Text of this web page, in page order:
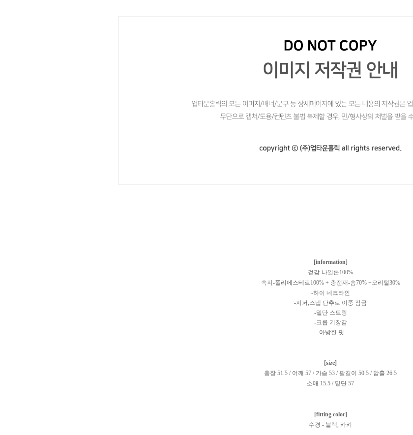
[information]
겉감-나일론100%
속지-폴리에스테르100% + 충전재-솜70% +오리털30%
-하이 네크라인
-지퍼,스냅 단추로 이중 잠금
-밑단 스트링
-크롭 기장감
-아방한 핏
[size]
총장 51.5 / 어깨 57 / 가슴 53 / 팔길이 50.5 / 암홀 26.5
소매 15.5 / 밑단 57
[fitting color]
수경 - 블랙, 카키